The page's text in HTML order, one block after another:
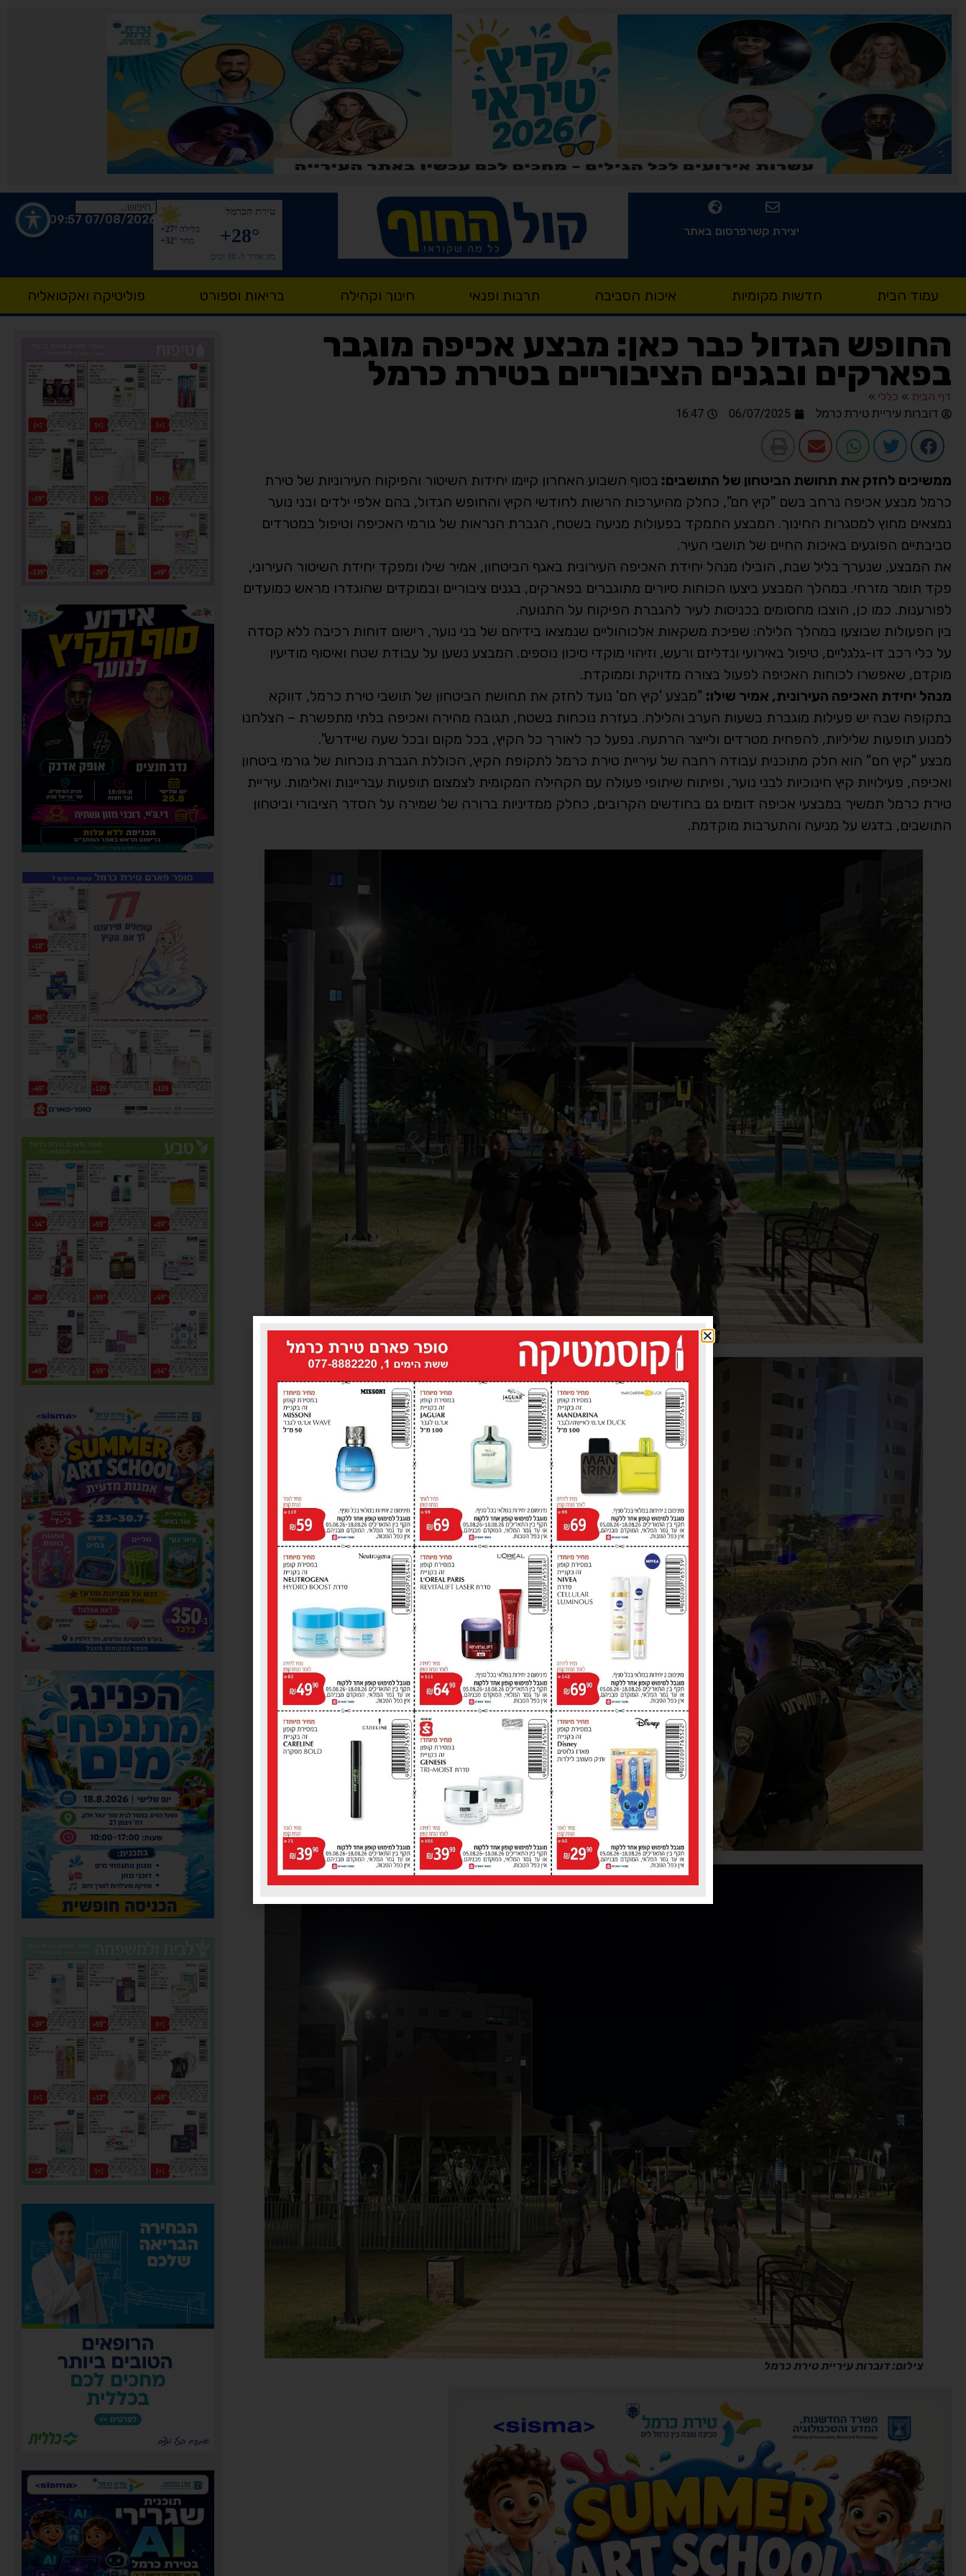
פרסום באתריצירת קשר
טירת הכרמל
+28° בלילה +27°
מחר +32°
מזג אוויר ל- 10 ימים
07/08/2026 09:57
עמוד הבית חדשות מקומיות איכות הסביבה תרבות ופנאי חינוך וקהילה בריאות וספורט פוליטיקה ואקטואליה
החופש הגדול כבר כאן: מבצע אכיפה מוגבר
בפארקים ובגנים הציבוריים בטירת כרמל
דף הבית » כללי »
דוברות עיריית טירת כרמל
06/07/2025
16:47
ממשיכים לחזק את תחושת הביטחון של התושבים: בסוף השבוע האחרון קיימו יחידות השיטור והפיקוח העירוניות של טירת
כרמל מבצע אכיפה נרחב בשם "קיץ חם", כחלק מהיערכות הרשות לחודשי הקיץ והחופש הגדול, בהם אלפי ילדים ובני נוער
נמצאים מחוץ למסגרות החינוך. המבצע התמקד בפעולות מניעה בשטח, הגברת הנראות של גורמי האכיפה וטיפול במטרדים
סביבתיים הפוגעים באיכות החיים של תושבי העיר.
את המבצע, שנערך בליל שבת, הובילו מנהל יחידת האכיפה העירונית באגף הביטחון, אמיר שילו ומפקד יחידת השיטור העירוני,
פקד תומר מזרחי. במהלך המבצע ביצעו הכוחות סיורים מתוגברים בפארקים, בגנים ציבוריים ובמוקדים שהוגדרו מראש כמועדים
לפורענות. כמו כן, הוצבו מחסומים בכניסות לעיר להגברת הפיקוח על התנועה.
בין הפעולות שבוצעו במהלך הלילה: שפיכת משקאות אלכוהוליים שנמצאו בידיהם של בני נוער, רישום דוחות רכיבה ללא קסדה
על כלי רכב דו-גלגליים, טיפול באירועי ונדליזם ורעש, וזיהוי מוקדי סיכון נוספים. המבצע נשען על עבודת שטח ואיסוף מודיעין
מוקדם, שאפשרו לכוחות האכיפה לפעול בצורה מדויקת וממוקדת.
מנהל יחידת האכיפה העירונית, אמיר שילו: "מבצע 'קיץ חם' נועד לחזק את תחושת הביטחון של תושבי טירת כרמל, דווקא
בתקופה שבה יש פעילות מוגברת בשעות הערב והלילה. בעזרת נוכחות בשטח, תגובה מהירה ואכיפה בלתי מתפשרת – הצלחנו
למנוע תופעות שליליות, להפחית מטרדים ולייצר הרתעה. נפעל כך לאורך כל הקיץ, בכל מקום ובכל שעה שיידרש".
מבצע "קיץ חם" הוא חלק מתוכנית עבודה רחבה של עיריית טירת כרמל לתקופת הקיץ, הכוללת הגברת נוכחות של גורמי ביטחון
ואכיפה, פעילויות קיץ חינוכיות לבני נוער, ופיתוח שיתופי פעולה עם הקהילה המקומית לצמצום תופעות עבריינות ואלימות. עיריית
טירת כרמל תמשיך במבצעי אכיפה דומים גם בחודשים הקרובים, כחלק ממדיניות ברורה של שמירה על הסדר הציבורי וביטחון
התושבים, בדגש על מניעה והתערבות מוקדמת.
צילום: דוברות עיריית טירת כרמל